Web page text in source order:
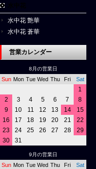
水中花 艶華
水中花 蒼華
営業カレンダー
8月の営業日
Sun Mon Tue Wed Thu Fri Sat
1
2
3 4 5 6 7
8
9
10 11 12 13 14
15
16
17 18 19 20 21
22
23
24 25 26 27 28
29
30
31
9月の営業日
Sun Mon Tue Wed Thu Fri Sat